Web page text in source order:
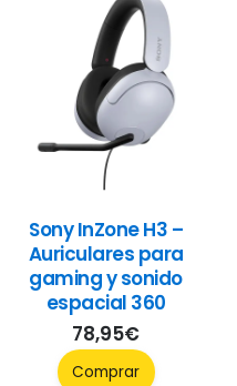
Sony InZone H3 –
Auriculares para
gaming y sonido
espacial 360
78,95€
Comprar